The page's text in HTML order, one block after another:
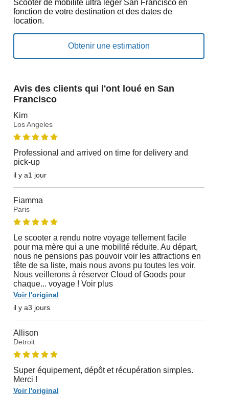
Scooter de mobilité ultra léger San Francisco en
fonction de votre destination et des dates de
location.
Avis des clients qui l'ont loué en San
Francisco
Kim
Los Angeles
Professional and arrived on time for delivery and
pick-up
il y a1 jour
Fiamma
Paris
Le scooter a rendu notre voyage tellement facile
pour ma mère qui a une mobilité réduite. Au départ,
nous ne pensions pas pouvoir voir les attractions en
tête de sa liste, mais nous avons pu toutes les voir.
Nous veillerons à réserver Cloud of Goods pour
chaque... voyage ! Voir plus
Voir l'original
il y a3 jours
Allison
Detroit
Super équipement, dépôt et récupération simples.
Merci !
Voir l'original